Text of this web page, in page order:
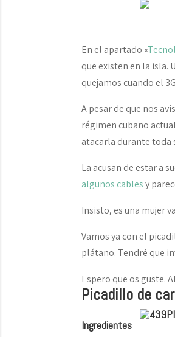
En el apartado «
que existen en la isla.
quejamos cuando el
A pesar de que nos
régimen cubano
atacarla durante toda
La acusan de estar a
algunos cablesy
Insisto, es una mujer
Vamos ya con el
plátano. Tendré que
Espero que os guste.
Picadillo de
Ingredientes